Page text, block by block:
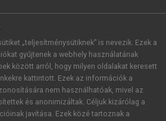
FIÓKKAL
„teljesítménysütiknek” is nevezik. Ezek a
gyűjtenek a webhely használatának
között arról, hogy milyen oldalakat keresett
kattintott. Ezek az információk a
nem használhatóak, mivel az
és anonimizáltak. Céljuk kizárólag a
javítása. Ezek közé tartoznak a